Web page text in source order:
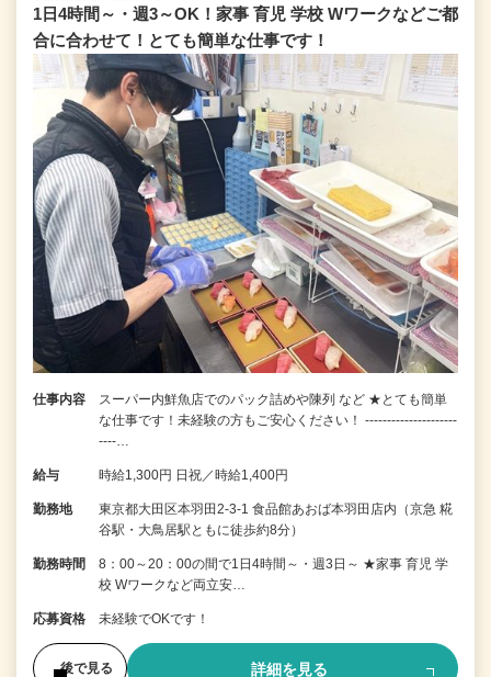
1日4時間～・週3～OK！家事 育児 学校 Wワークなどご都
合に合わせて！とても簡単な仕事です！
仕事内容
スーパー内鮮魚店でのパック詰めや陳列 など ★とても簡単
な仕事です！未経験の方もご安心ください！ ---------------------
----…
給与 時給1,300円 日祝／時給1,400円
勤務地
東京都大田区本羽田2-3-1 食品館あおば本羽田店内（京急 糀
谷駅・大鳥居駅ともに徒歩約8分）
勤務時間
8：00～20：00の間で1日4時間～・週3日～ ★家事 育児 学
校 Wワークなど両立安…
応募資格 未経験でOKです！
後で見る 詳細を見る